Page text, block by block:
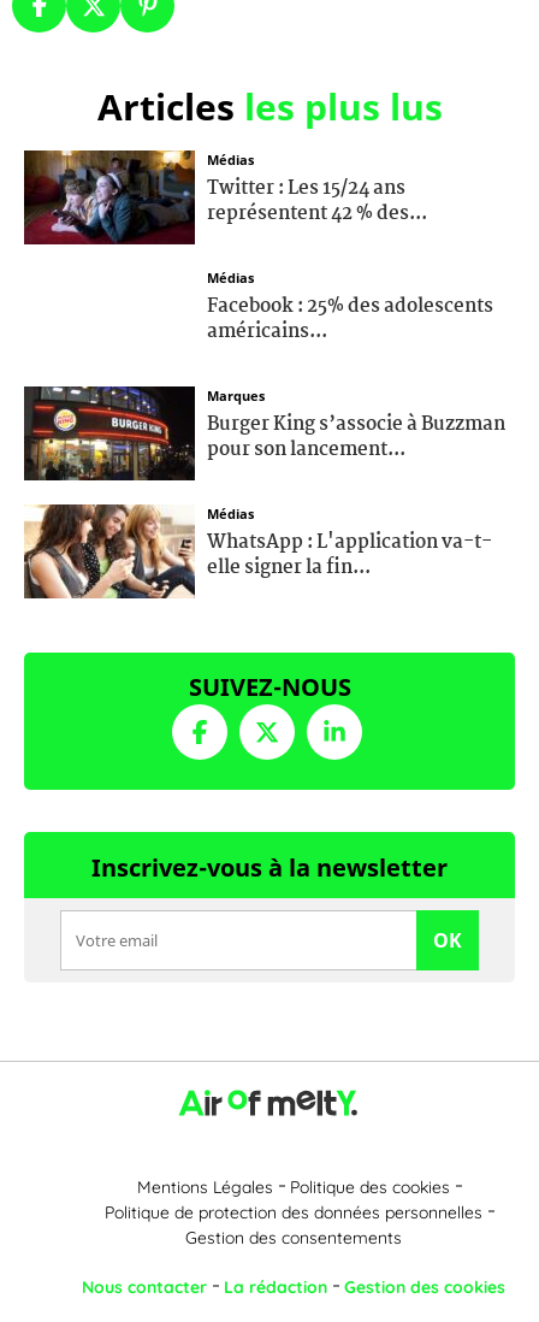
Articles les plus lus
Médias
Twitter : Les 15/24 ans
représentent 42 % des...
Médias
Facebook : 25% des adolescents
américains...
Marques
Burger King s’associe à Buzzman
pour son lancement...
Médias
WhatsApp : L'application va-t-
elle signer la fin...
SUIVEZ-NOUS
Inscrivez-vous à la newsletter
OK
Mentions Légales
Politique des cookies
Politique de protection des données personnelles
Gestion des consentements
Nous contacter La rédaction Gestion des cookies